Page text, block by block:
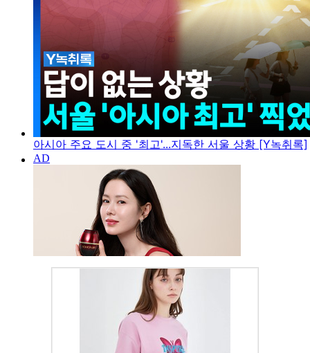
아시아 주요 도시 중 '최고'...지독한 서울 상황 [Y녹취록]